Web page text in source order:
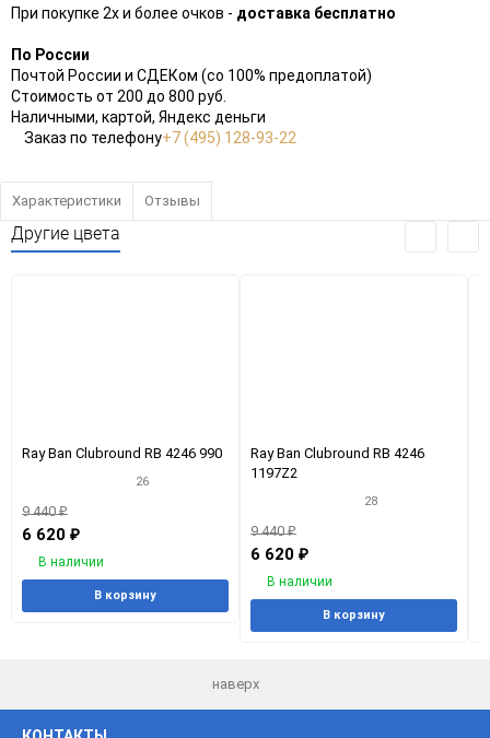
При покупке 2х и более очков - доставка бесплатно
По России
Почтой России и СДЕКом (со 100% предоплатой)
Стоимость от 200 до 800 руб.
Наличными, картой, Яндекс деньги
Заказ по телефону+7 (495) 128-93-22
Характеристики Отзывы
Другие цвета
Ray Ban Clubround RB 4246 990
26
9 440₽
6 620 ₽
В наличии
В корзину
Ray Ban Clubround RB 4246
1197Z2
28
9 440₽
6 620 ₽
В наличии
В корзину
наверх